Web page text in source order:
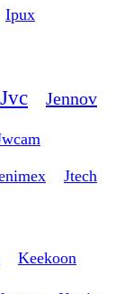
Ipux
Jvc Jennov
Jtech
Keekoon